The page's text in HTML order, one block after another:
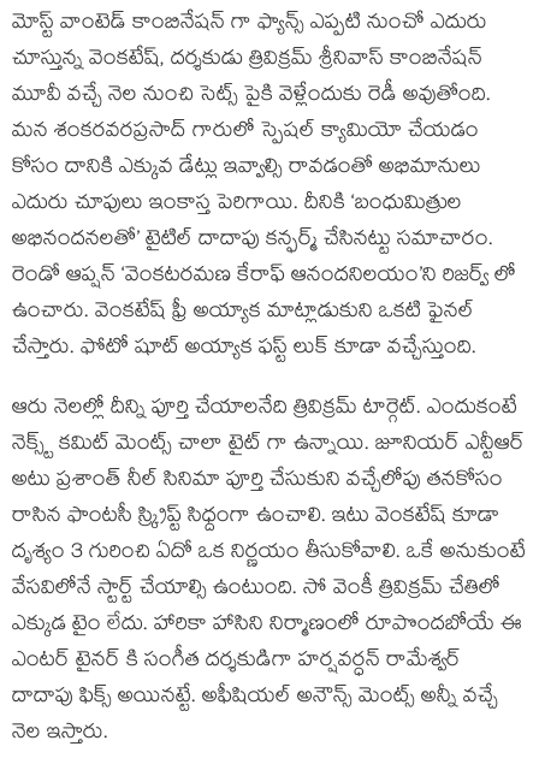
మోస్ట్ వాంటెడ్ కాంబినేషన్ గా ఫ్యాన్స్ ఎప్పటి నుంచో ఎదురు
చూస్తున్న వెంకటేష్, దర్శకుడు త్రివిక్రమ్ శ్రీనివాస్ కాంబినేషన్
మూవీ వచ్చే నెల నుంచి సెట్స్ పైకి వెళ్లేందుకు రెడీ అవుతోంది.
మన శంకరవరప్రసాద్ గారులో స్పెషల్ క్యామియో చేయడం
కోసం దానికి ఎక్కువ డేట్లు ఇవ్వాల్సి రావడంతో అభిమానులు
ఎదురు చూపులు ఇంకాస్త పెరిగాయి. దీనికి ‘బంధుమిత్రుల
అభినందనలతో’ టైటిల్ దాదాపు కన్ఫర్మ్ చేసినట్టు సమాచారం.
రెండో ఆప్షన్ ‘వెంకటరమణ కేరాఫ్ ఆనందనిలయం’ని రిజర్వ్ లో
ఉంచారు. వెంకటేష్ ఫ్రీ అయ్యాక మాట్లాడుకుని ఒకటి ఫైనల్
చేస్తారు. ఫోటో షూట్ అయ్యాక ఫస్ట్ లుక్ కూడా వచ్చేస్తుంది.
ఆరు నెలల్లో దీన్ని పూర్తి చేయాలనేది త్రివిక్రమ్ టార్గెట్. ఎందుకంటే
నెక్స్ట్ కమిట్ మెంట్స్ చాలా టైట్ గా ఉన్నాయి. జూనియర్ ఎన్టీఆర్
అటు ప్రశాంత్ నీల్ సినిమా పూర్తి చేసుకుని వచ్చేలోపు తనకోసం
రాసిన ఫాంటసీ స్క్రిప్ట్ సిధ్దంగా ఉంచాలి. ఇటు వెంకటేష్ కూడా
దృశ్యం 3 గురించి ఏదో ఒక నిర్ణయం తీసుకోవాలి. ఒకే అనుకుంటే
వేసవిలోనే స్టార్ట్ చేయాల్సి ఉంటుంది. సో వెంకీ త్రివిక్రమ్ చేతిలో
ఎక్కుడ టైం లేదు. హారికా హాసిని నిర్మాణంలో రూపొందబోయే ఈ
ఎంటర్ టైనర్ కి సంగీత దర్శకుడిగా హర్షవర్ధన్ రామేశ్వర్
దాదాపు ఫిక్స్ అయినట్టే. అఫీషియల్ అనౌన్స్ మెంట్స్ అన్నీ వచ్చే
నెల ఇస్తారు.